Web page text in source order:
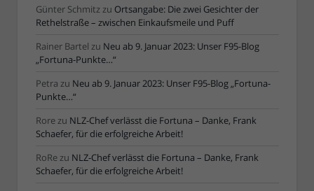
Günter Schmitzzu Ortsangabe: Die zwei Gesichter der
Rethelstraße – zwischen Einkaufsmeile und Puff
Rainer Bartel zu Neu ab 9. Januar 2023: Unser F95-Blog
„Fortuna-Punkte…“
Petra zu Neu ab 9. Januar 2023: Unser F95-Blog „Fortuna-
Punkte…“
Rorezu NLZ-Chef verlässt die Fortuna – Danke, Frank
Schaefer, für die erfolgreiche Arbeit!
RoRezu NLZ-Chef verlässt die Fortuna – Danke, Frank
Schaefer, für die erfolgreiche Arbeit!